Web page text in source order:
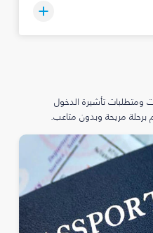
ومتطلبات تأشيرة الدخول
مريحة وبدون متاعب.